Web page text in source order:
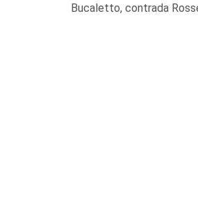
Bucaletto, contrada